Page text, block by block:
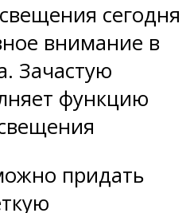
сегодня
внимание в
Зачастую
функцию
придать